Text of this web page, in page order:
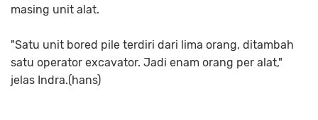
masing unit alat.
"Satu unit bored pile terdiri dari lima orang, ditambah
satu operator excavator. Jadi enam orang per alat,"
jelas Indra.(hans)